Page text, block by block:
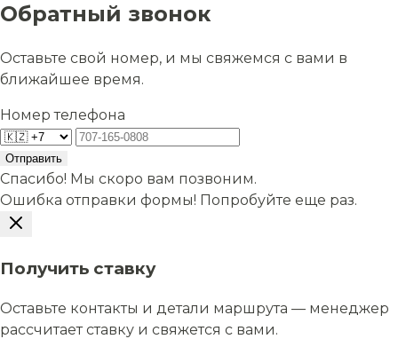
Обратный звонок
Оставьте свой номер, и мы свяжемся с вами в
ближайшее время.
Номер телефона
Отправить
Спасибо! Мы скоро вам позвоним.
Ошибка отправки формы! Попробуйте еще раз.
Получить ставку
Оставьте контакты и детали маршрута — менеджер
рассчитает ставку и свяжется с вами.